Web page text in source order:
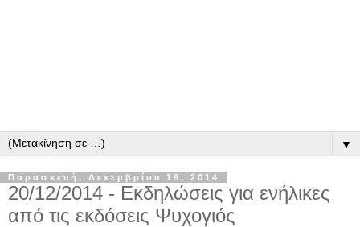
▼
Παρασκευή, Δεκεμβρίου 19, 2014
20/12/2014 - Εκδηλώσεις για ενήλικες
από τις εκδόσεις Ψυχογιός